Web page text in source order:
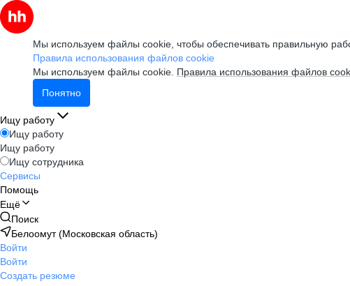
Мы используем файлы cookie, чтобы обеспечивать правильную
Правила использования файлов cookie
Мы используем файлы cookie. Правила использования файлов
Понятно
Ищу работу
Ищу работу
Ищу работу
Ищу сотрудника
Сервисы
Помощь
Ещё
Поиск
Белоомут (Московская область)
Войти
Войти
Создать резюме